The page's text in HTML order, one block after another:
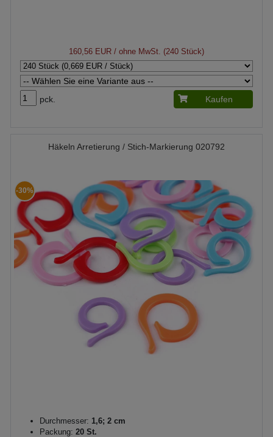
160,56 EUR / ohne MwSt. (240 Stück)
pck. Kaufen
Häkeln Arretierung / Stich-Markierung 020792
-30%
Durchmesser: 1,6; 2 cm
Packung: 20 St.